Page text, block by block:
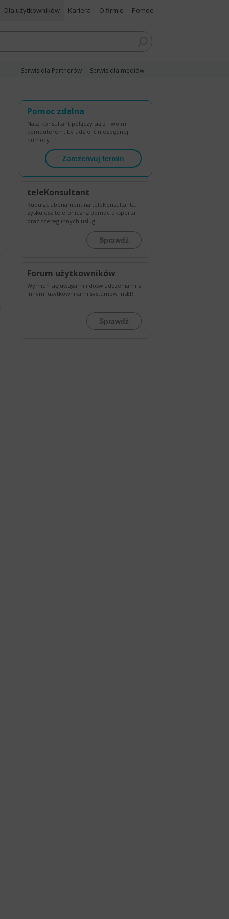
Dla użytkowników Kariera O firmie Pomoc
Serwis dla Partnerów Serwis dla mediów
Pomoc zdalna
Nasz konsultant połączy się z Twoim
komputerem, by udzielić niezbędnej
pomocy.
Zarezerwuj termin
teleKonsultant
Kupując abonament na teleKonsultanta,
zyskujesz telefoniczną pomoc eksperta
oraz szereg innych usług.
Sprawdź
Forum użytkowników
Wymień się uwagami i doświadczeniami z
innymi użytkownikami systemów InsERT.
Sprawdź